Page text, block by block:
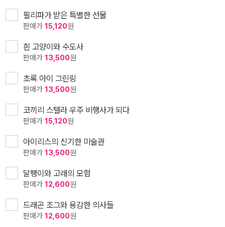
필리파가 받은 특별한 선물
판매가 15,120원
흰 고양이와 수도사
판매가 13,500원
초록 아이 그린링
판매가 13,500원
코끼리 스텔라 우주 비행사가 되다
판매가 15,120원
아이리스의 신기한 미술관
판매가 13,500원
달팽이와 고래의 모험
판매가 12,600원
드래곤 조그와 용감한 의사들
판매가 12,600원